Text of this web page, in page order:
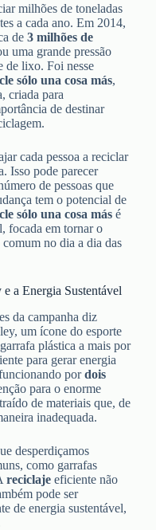
milhões de toneladas
a cada ano. Em 2014,
de3 milhões de
uma grande pressão
de lixo. Foi nesse
sólo una cosa más,
criada para
de destinar
cada pessoa a reciclar
Isso pode parecer
de pessoas que
tem o potencial de
sólo una cosa más é
focada em tornar o
no dia a dia das
a Energia Sustentável
da campanha diz
um ícone do esporte
plástica a mais por
para gerar energia
pordois
para o enorme
de materiais que, de
inadequada.
desperdiçamos
como garrafas
reciclaje eficiente não
pode ser
de energia sustentável,